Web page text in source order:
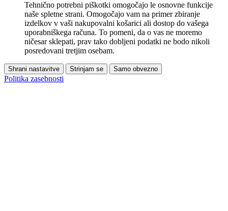
Tehnično potrebni piškotki omogočajo le osnovne funkcije
naše spletne strani. Omogočajo vam na primer zbiranje
izdelkov v vaši nakupovalni košarici ali dostop do vašega
uporabniškega računa. To pomeni, da o vas ne moremo
ničesar sklepati, prav tako dobljeni podatki ne bodo nikoli
posredovani tretjim osebam.
Shrani nastavitve Strinjam se Samo obvezno
Politika zasebnosti